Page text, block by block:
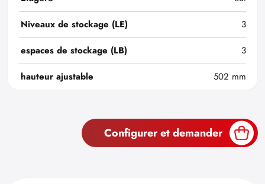
Niveaux de stockage (LE)
3
espaces de stockage (LB)
3
hauteur ajustable
502 mm
Configurer et demander